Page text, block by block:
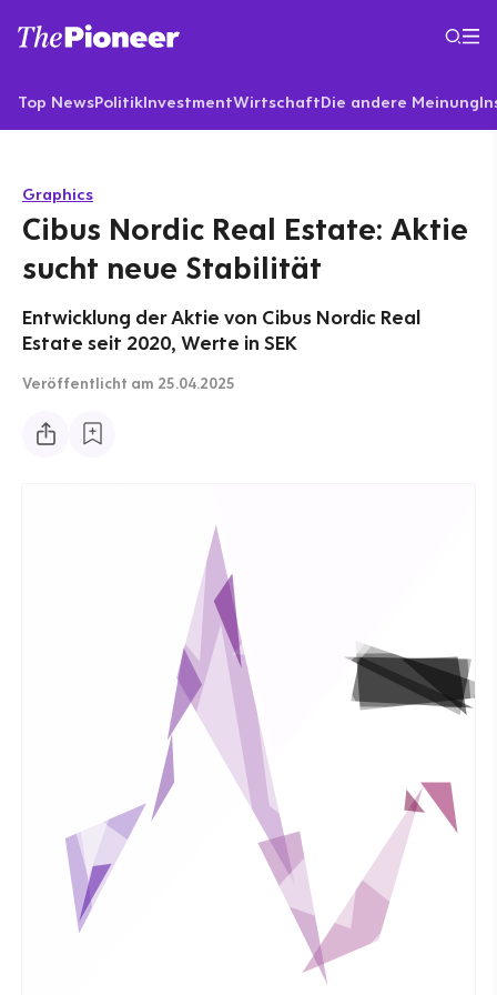
Top NewsPolitikInvestmentWirtschaftDie andere Meinung
Graphics
Cibus Nordic Real Estate: Aktie
sucht neue Stabilität
Entwicklung der Aktie von Cibus Nordic Real
Estate seit 2020, Werte in SEK
Veröffentlicht am 25.04.2025